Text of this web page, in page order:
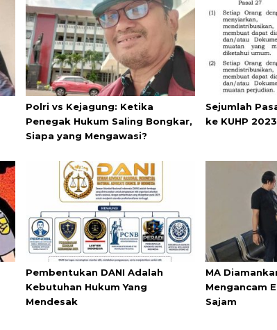
Polri vs Kejagung: Ketika
Penegak Hukum Saling Bongkar,
Siapa yang Mengawasi?
Sejumlah
ke KUHP 2023
Pembentukan DANI Adalah
Kebutuhan Hukum Yang
Mendesak
MA
Mengancam
Sajam